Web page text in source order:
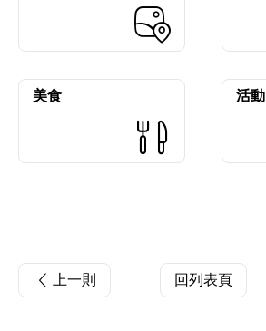
美食 活動
上一則 回列表頁